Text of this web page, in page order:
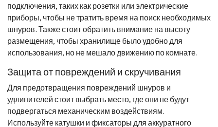
подключения, таких как розетки или электрические
приборы, чтобы не тратить время на поиск необходимых
шнуров. Также стоит обратить внимание на высоту
размещения, чтобы хранилище было удобно для
использования, но не мешало движению по комнате.
Защита от повреждений и скручивания
Для предотвращения повреждений шнуров и
удлинителей стоит выбрать место, где они не будут
подвергаться механическим воздействиям.
Используйте катушки и фиксаторы для аккуратного